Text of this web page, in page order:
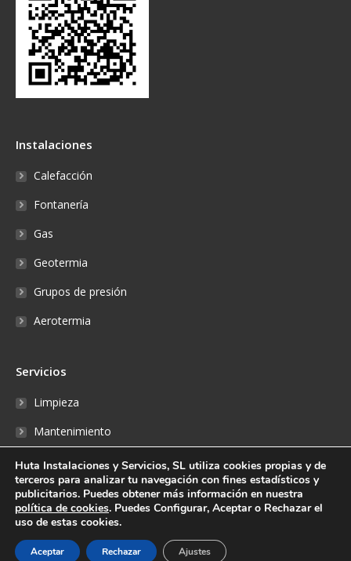
Instalaciones
Calefacción
Fontanería
Gas
Geotermia
Grupos de presión
Aerotermia
Servicios
Limpieza
Mantenimiento
Reparaciones
Fontanería
Reserva online
Huta Instalaciones y Servicios, SL utiliza cookies propias y de
terceros para analizar tu navegación con fines estadísticos y
publicitarios. Puedes obtener más información en nuestra
política de cookies. Puedes Configurar, Aceptar o Rechazar el
uso de estas cookies.
Aceptar Rechazar Ajustes